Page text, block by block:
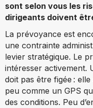
sont selon vous les
dirigeants doivent
La prévoyance est
une contrainte
levier stratégique. Le
intéresser activement.
doit pas être figée :
peu comme un GPS
des conditions. Peu